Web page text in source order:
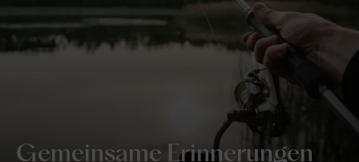
Gemeinsame Erinnerungen